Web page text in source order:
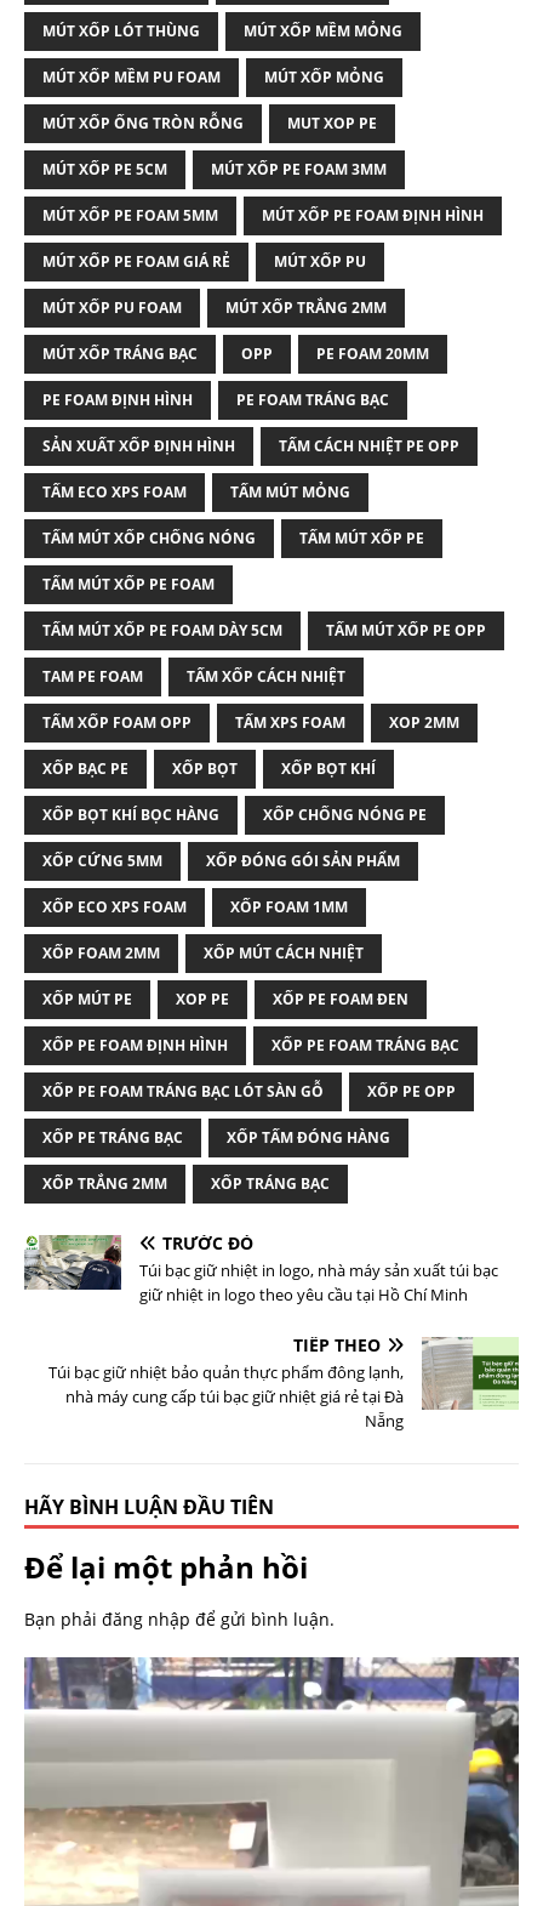
MÚT XỐP LÓT THÙNG MÚT XỐP MỀM MỎNG
MÚT XỐP MỀM PU FOAM MÚT XỐP MỎNG
MÚT XỐP ỐNG TRÒN RỖNG MUT XOP PE
MÚT XỐP PE 5CM MÚT XỐP PE FOAM 3MM
MÚT XỐP PE FOAM 5MM MÚT XỐP PE FOAM ĐỊNH HÌNH
MÚT XỐP PE FOAM GIÁ RẺ MÚT XỐP PU
MÚT XỐP PU FOAM MÚT XỐP TRẮNG 2MM
MÚT XỐP TRÁNG BẠC OPP PE FOAM 20MM
PE FOAM ĐỊNH HÌNH PE FOAM TRÁNG BẠC
SẢN XUẤT XỐP ĐỊNH HÌNH TẤM CÁCH NHIỆT PE OPP
TẤM ECO XPS FOAM TẤM MÚT MỎNG
TẤM MÚT XỐP CHỐNG NÓNG TẤM MÚT XỐP PE
TẤM MÚT XỐP PE FOAM
TẤM MÚT XỐP PE FOAM DÀY 5CM TẤM MÚT XỐP PE OPP
TAM PE FOAM TẤM XỐP CÁCH NHIỆT
TẤM XỐP FOAM OPP TẤM XPS FOAM XOP 2MM
XỐP BẠC PE XỐP BỌT XỐP BỌT KHÍ
XỐP BỌT KHÍ BỌC HÀNG XỐP CHỐNG NÓNG PE
XỐP CỨNG 5MM XỐP ĐÓNG GÓI SẢN PHẨM
XỐP ECO XPS FOAM XỐP FOAM 1MM
XỐP FOAM 2MM XỐP MÚT CÁCH NHIỆT
XỐP MÚT PE XOP PE XỐP PE FOAM ĐEN
XỐP PE FOAM ĐỊNH HÌNH XỐP PE FOAM TRÁNG BẠC
XỐP PE FOAM TRÁNG BẠC LÓT SÀN GỖ XỐP PE OPP
XỐP PE TRÁNG BẠC XỐP TẤM ĐÓNG HÀNG
XỐP TRẮNG 2MM XỐP TRÁNG BẠC
TRƯỚC ĐÓ
Túi bạc giữ nhiệt in logo, nhà máy sản xuất túi bạc
giữ nhiệt in logo theo yêu cầu tại Hồ Chí Minh
TIẾP THEO
Túi bạc giữ nhiệt bảo quản thực phẩm đông lạnh,
nhà máy cung cấp túi bạc giữ nhiệt giá rẻ tại Đà
Nẵng
HÃY BÌNH LUẬN ĐẦU TIÊN
Để lại một phản hồi
Bạn phải đăng nhập để gửi bình luận.